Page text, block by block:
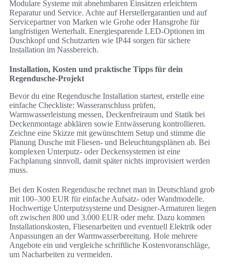
Modulare Systeme mit abnehmbaren Einsätzen erleichtern
Reparatur und Service. Achte auf Herstellergarantien und auf
Servicepartner von Marken wie Grohe oder Hansgrohe für
langfristigen Werterhalt. Energiesparende LED-Optionen im
Duschkopf und Schutzarten wie IP44 sorgen für sichere
Installation im Nassbereich.
Installation, Kosten und praktische Tipps für dein
Regendusche-Projekt
Bevor du eine Regendusche Installation startest, erstelle eine
einfache Checkliste: Wasseranschluss prüfen,
Warmwasserleistung messen, Deckenfreiraum und Statik bei
Deckenmontage abklären sowie Entwässerung kontrollieren.
Zeichne eine Skizze mit gewünschtem Setup und stimme die
Planung Dusche mit Fliesen- und Beleuchtungsplänen ab. Bei
komplexen Unterputz- oder Deckensystemen ist eine
Fachplanung sinnvoll, damit später nichts improvisiert werden
muss.
Bei den Kosten Regendusche rechnet man in Deutschland grob
mit 100–300 EUR für einfache Aufsatz- oder Wandmodelle.
Hochwertige Unterputzsysteme und Designer-Armaturen liegen
oft zwischen 800 und 3.000 EUR oder mehr. Dazu kommen
Installationskosten, Fliesenarbeiten und eventuell Elektrik oder
Anpassungen an der Warmwasserbereitung. Hole mehrere
Angebote ein und vergleiche schriftliche Kostenvoranschläge,
um Nacharbeiten zu vermeiden.